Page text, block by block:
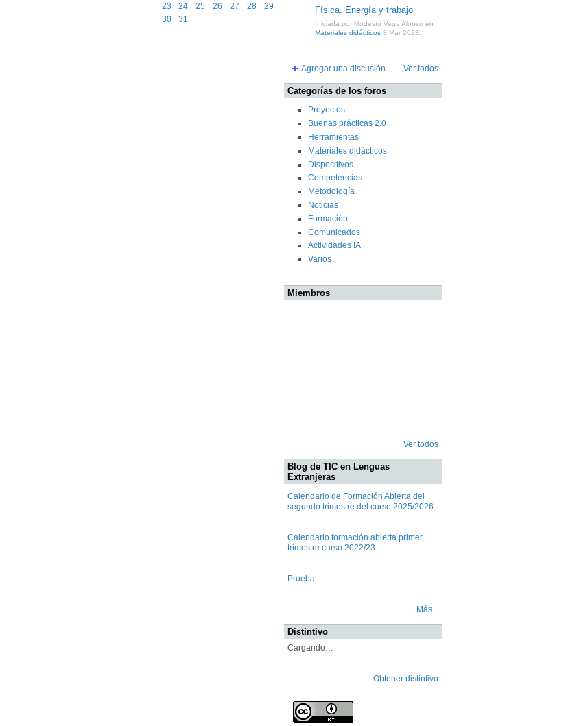
23
24 25 26 27 28
29
30
31
Física. Energía y trabajo
Iniciada por Modesto Vega Alonso en
Materiales didácticos 8 Mar 2023.
Agregar una discusión Ver todos
Categorías de los foros
Proyectos
Buenas prácticas 2.0
Herramientas
Materiales didácticos
Dispositivos
Competencias
Metodología
Noticias
Formación
Comunicados
Actividades IA
Varios
Miembros
Ver todos
Blog de TIC en Lenguas
Extranjeras
Calendario de Formación Abierta del
segundo trimestre del curso 2025/2026
Calendario formación abierta primer
trimestre curso 2022/23
Prueba
Más...
Distintivo
Cargando…
Obtener distintivo